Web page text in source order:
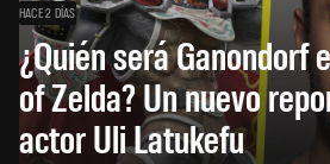
HACE 2 DÍAS
¿Quién será Ganondorf
of Zelda? Un nuevo
actor Uli Latukefu